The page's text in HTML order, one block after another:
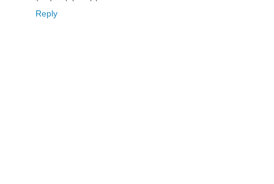
Reply